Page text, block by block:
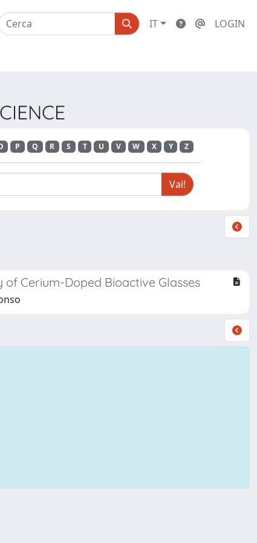
IT LOGIN
P Q R S T U V W X Y Z
Cerium-Doped Bioactive Glasses